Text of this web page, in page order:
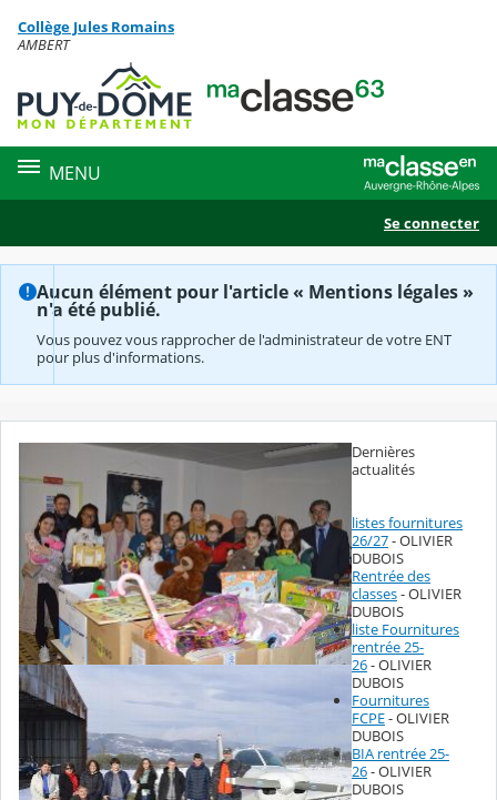
Contenu
Collège Jules Romains
AMBERT
MENU
Se connecter
Aucun élément pour l'article « Mentions légales »
n'a été publié.
Vous pouvez vous rapprocher de l'administrateur de votre ENT
pour plus d'informations.
Dernières
actualités
listes fournitures
26/27- OLIVIER
DUBOIS
Rentrée des
classes- OLIVIER
DUBOIS
liste Fournitures
rentrée 25-
26- OLIVIER
DUBOIS
Fournitures
FCPE- OLIVIER
DUBOIS
BIA rentrée 25-
26- OLIVIER
DUBOIS